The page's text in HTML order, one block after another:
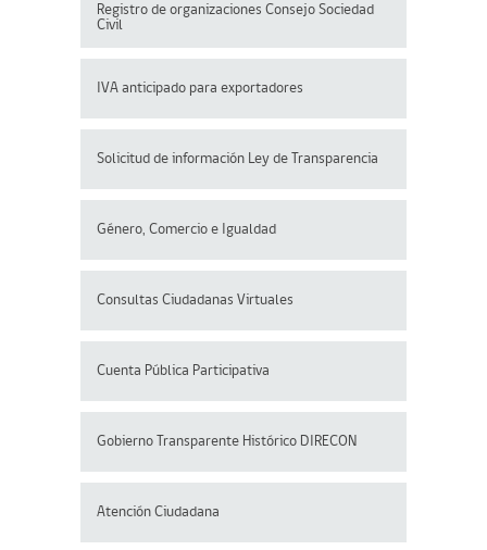
Registro de organizaciones Consejo Sociedad
Civil
IVA anticipado para exportadores
Solicitud de información Ley de Transparencia
Género, Comercio e Igualdad
Consultas Ciudadanas Virtuales
Cuenta Pública Participativa
Gobierno Transparente Histórico DIRECON
Atención Ciudadana